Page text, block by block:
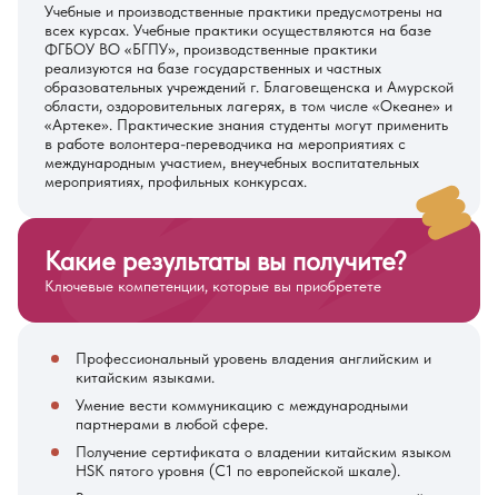
Учебные и производственные практики предусмотрены на
всех курсах. Учебные практики осуществляются на базе
ФГБОУ ВО «БГПУ», производственные практики
реализуются на базе государственных и частных
образовательных учреждений г. Благовещенска и Амурской
области, оздоровительных лагерях, в том числе «Океане» и
«Артеке». Практические знания студенты могут применить
в работе волонтера-переводчика на мероприятиях с
международным участием, внеучебных воспитательных
мероприятиях, профильных конкурсах.
Профессиональный уровень владения английским и
китайским языками.
Умение вести коммуникацию с международными
партнерами в любой сфере.
Получение сертификата о владении китайским языком
HSK пятого уровня (С1 по европейской шкале).
Какие результаты вы получите?
Ключевые компетенции, которые вы приобретете